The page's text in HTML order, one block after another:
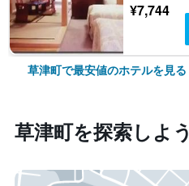
¥7,744
草津町で最安値のホテルを見る
草津町​を探索しよう